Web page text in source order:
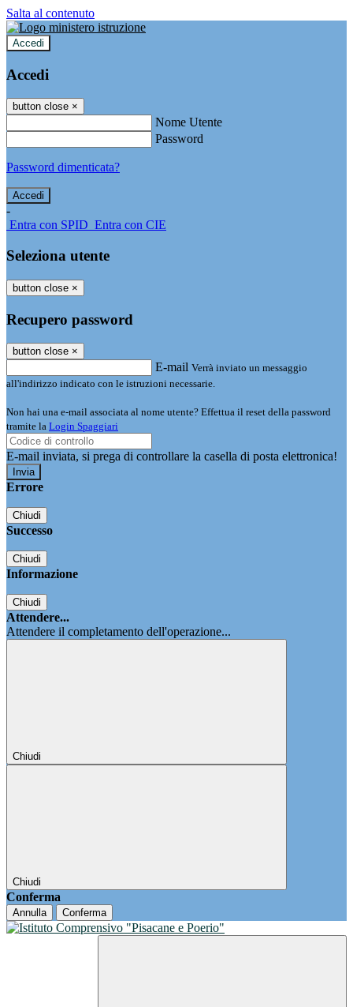
Salta al contenuto
Accedi
Accedi
button close ×
Nome Utente
Password
Password dimenticata?
-
Entra con SPID Entra con CIE
Seleziona utente
button close ×
Recupero password
button close ×
E-mail Verrà inviato un messaggio
all'indirizzo indicato con le istruzioni necessarie.
Non hai una e-mail associata al nome utente? Effettua il reset della password
tramite la Login Spaggiari
E-mail inviata, si prega di controllare la casella di posta elettronica!
Errore
Chiudi
Successo
Chiudi
Informazione
Chiudi
Attendere...
Attendere il completamento dell'operazione...
Chiudi
Chiudi
Conferma
Annulla Conferma